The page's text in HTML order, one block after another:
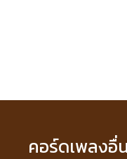
คอร์ดเพลงอื่